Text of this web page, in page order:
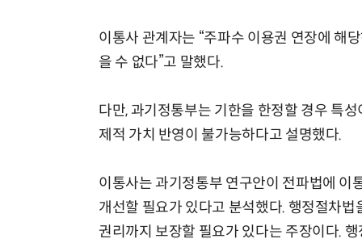
이통사 관계자는 “주파수 이용권 연장에 해
을 수 없다”고 말했다.
다만, 과기정통부는 기한을 한정할 경우 특
제적 가치 반영이 불가능하다고 설명했다.
이통사는 과기정통부 연구안이 전파법에 이
개선할 필요가 있다고 분석했다. 행정절차
권리까지 보장할 필요가 있다는 주장이다.